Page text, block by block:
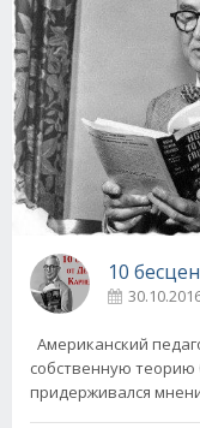
10
Американский
собственную
придерживался